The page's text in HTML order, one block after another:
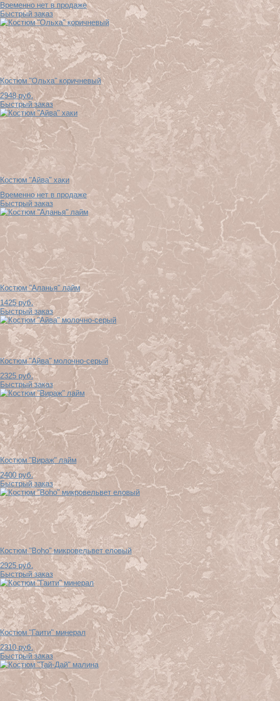
Временно нет в продаже
Быстрый заказ
Костюм "Ольха" коричневый
2948руб.
Быстрый заказ
Костюм "Айва" хаки
Временно нет в продаже
Быстрый заказ
Костюм "Аланья" лайм
1425руб.
Быстрый заказ
Костюм "Айва" молочно-серый
2325 руб.
Быстрый заказ
Костюм "Вираж" лайм
2400руб.
Быстрый заказ
Костюм "Boho" микровельвет еловый
2925руб.
Быстрый заказ
Костюм "Гаити" минерал
2310руб.
Быстрый заказ